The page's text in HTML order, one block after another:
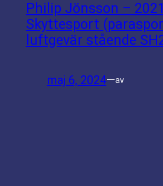
Philip Jönsson –
Skyttesport
luftgevär stående
maj 6, 2024—av